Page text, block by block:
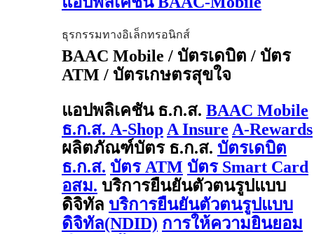
ธุรกรรมทางอิเล็กทรอนิกส์
BAAC Mobile / บัตรเดบิต / บัตร
ATM / บัตรเกษตรสุขใจ
แอปพลิเคชัน ธ.ก.ส. BAAC Mobile
ธ.ก.ส. A-Shop A Insure A-Rewards
ผลิตภัณฑ์บัตร ธ.ก.ส. บัตรเดบิต
ธ.ก.ส. บัตร ATM บัตร Smart Card
อสม. บริการยืนยันตัวตนรูปแบบ
ดิจิทัล บริการยืนยันตัวตนรูปแบบ
ดิจิทัล(NDID) การให้ความยินยอม